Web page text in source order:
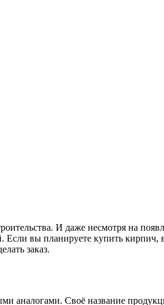
И даже несмотря на
вы планируете купить
заказ.
Своё название